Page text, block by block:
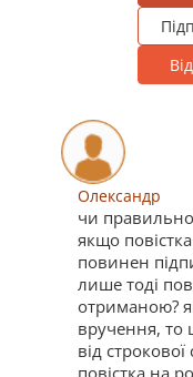
Олександр
чи
якщо
повинен
лише тоді
отриманою?
вручення, то
від